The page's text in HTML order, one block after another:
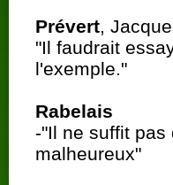
Prévert,
"Il faudrait
l'exemple."
Rabelais
-"Il ne suffit
malheureux"